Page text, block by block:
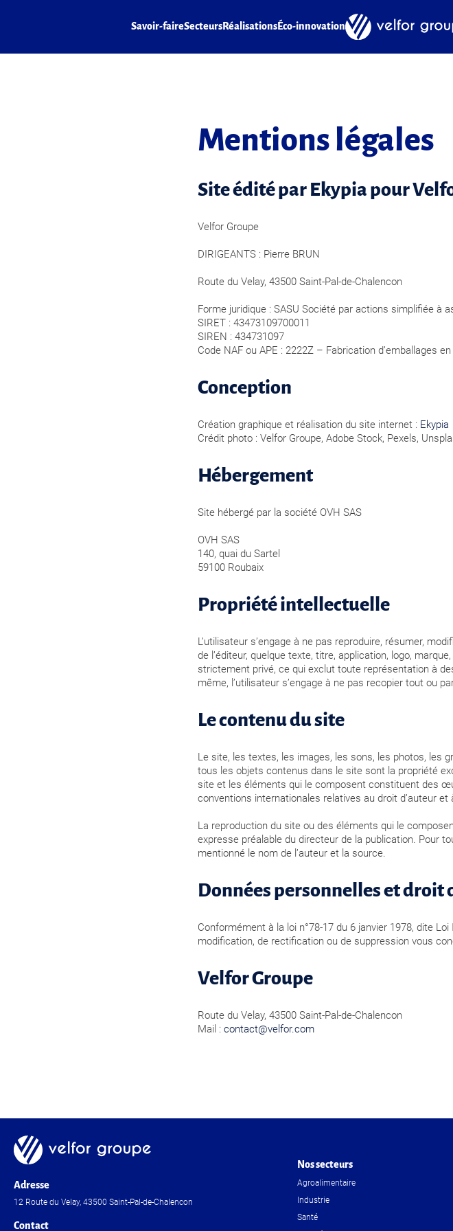
Savoir-faireSecteursRéalisationsÉco-innovation
Mentions légales
Site édité par Ekypia pour
Velfor Groupe
DIRIGEANTS : Pierre BRUN
Route du Velay, 43500 Saint-Pal-de-Chalencon
Forme juridique : SASU Société par actions simplifiée à
SIRET : 43473109700011
SIREN : 434731097
Code NAF ou APE : 2222Z – Fabrication d’emballages
Conception
Création graphique et réalisation du site internet : Ekypia
Crédit photo : Velfor Groupe, Adobe Stock, Pexels,
Hébergement
Site hébergé par la société OVH SAS
OVH SAS
140, quai du Sartel
59100 Roubaix
Propriété intellectuelle
L’utilisateur s’engage à ne pas reproduire, résumer,
de l’éditeur, quelque texte, titre, application, logo,
strictement privé, ce qui exclut toute représentation à
même, l’utilisateur s’engage à ne pas recopier tout ou
Le contenu du site
Le site, les textes, les images, les sons, les photos, les
tous les objets contenus dans le site sont la propriété
site et les éléments qui le composent constituent des
conventions internationales relatives au droit d’auteur et
La reproduction du site ou des éléments qui le
expresse préalable du directeur de la publication. Pour
mentionné le nom de l’auteur et la source.
Données personnelles et
Conformément à la loi n°78-17 du 6 janvier 1978, dite
modification, de rectification ou de suppression vous
Velfor Groupe
Route du Velay, 43500 Saint-Pal-de-Chalencon
Mail : contact@velfor.com
Adresse
12 Route du Velay, 43500 Saint-Pal-de-Chalencon
Contact
Nos secteurs
Agroalimentaire
Industrie
Santé